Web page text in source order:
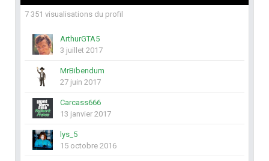
7 351 visualisations du profil
ArthurGTA5
3 juillet 2017
MrBibendum
27 juin 2017
Carcass666
13 janvier 2017
lys_5
15 octobre 2016